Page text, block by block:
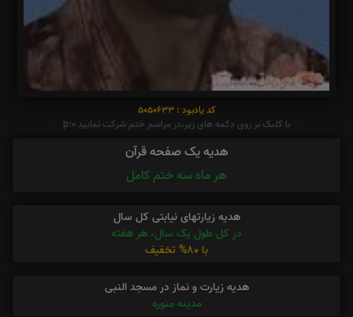
کد یادبود : 5050633
با کلیک بر روی دکمه های زیر،در مراسم ختم شرکت نمایید p:0
هدیه یک صفحه قرآن
هر ماه سه ختم کامل
هدیه زیارتهای نیابتی کل سال
در کل طول یک سال، هر هفته
با 80% تخفیف
هدیه زیارت و نماز در مسجد النبی
مدینه منوره